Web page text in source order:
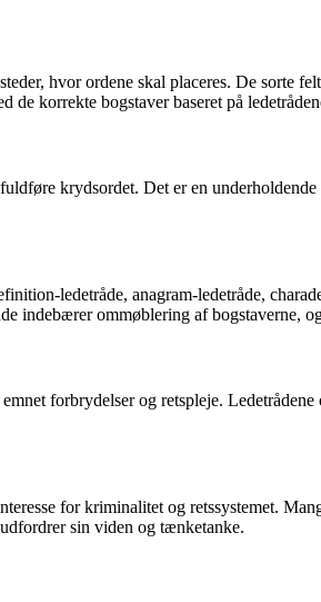
hvor ordene skal placeres. De sorte
de korrekte bogstaver baseret på
krydsordet. Det er en
ledetråde, anagram-ledetråde,
indebærer ommøblering af bogstaverne,
forbrydelser og retspleje.
for kriminalitet og retssystemet.
sin viden og tænketanke.